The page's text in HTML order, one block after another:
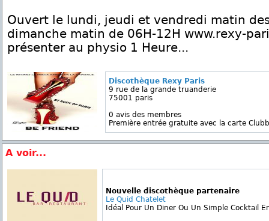
Ouvert le lundi, jeudi et vendredi matin
dimanche matin de 06H-12H www.rexy-
présenter au physio 1 Heure...
Discothèque Rexy Paris
9 rue de la grande truanderie
75001 paris
0 avis des membres
Première entrée gratuite avec la carte
A voir...
Nouvelle discothèque partenaire
Le Quid Chatelet
Idéal Pour Un Diner Ou Un Simple Cocktail